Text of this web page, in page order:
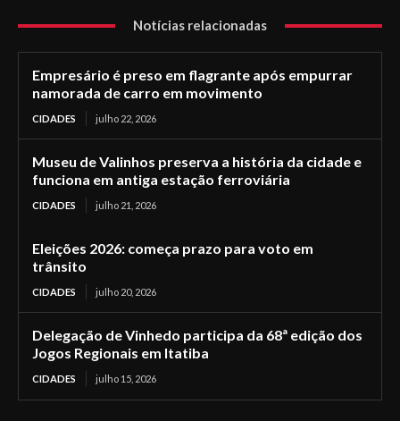
Notícias relacionadas
Empresário é preso em flagrante após empurrar
namorada de carro em movimento
CIDADES julho 22, 2026
Museu de Valinhos preserva a história da cidade e
funciona em antiga estação ferroviária
CIDADES julho 21, 2026
Eleições 2026: começa prazo para voto em
trânsito
CIDADES julho 20, 2026
Delegação de Vinhedo participa da 68ª edição dos
Jogos Regionais em Itatiba
CIDADES julho 15, 2026